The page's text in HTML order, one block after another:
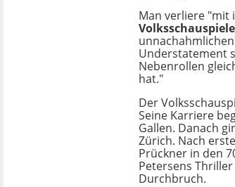
Man verliere "mit
Understatement
Nebenrollen
hat."
Der
Seine Karriere
Gallen. Danach
Zürich. Nach
Prückner in den
Petersens
Durchbruch.